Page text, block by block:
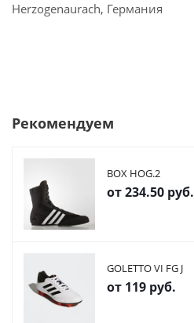
Herzogenaurach, Германия
Рекомендуем
BOX HOG.2
от234.50 руб.
GOLETTO VI FG J
от 119 руб.